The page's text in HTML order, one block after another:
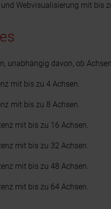
Webvisualisierung mit bis
unabhängig davon, ob
mit bis zu 4 Achsen.
mit bis zu 8 Achsen.
mit bis zu 16 Achsen.
mit bis zu 32 Achsen.
mit bis zu 48 Achsen.
mit bis zu 64 Achsen.